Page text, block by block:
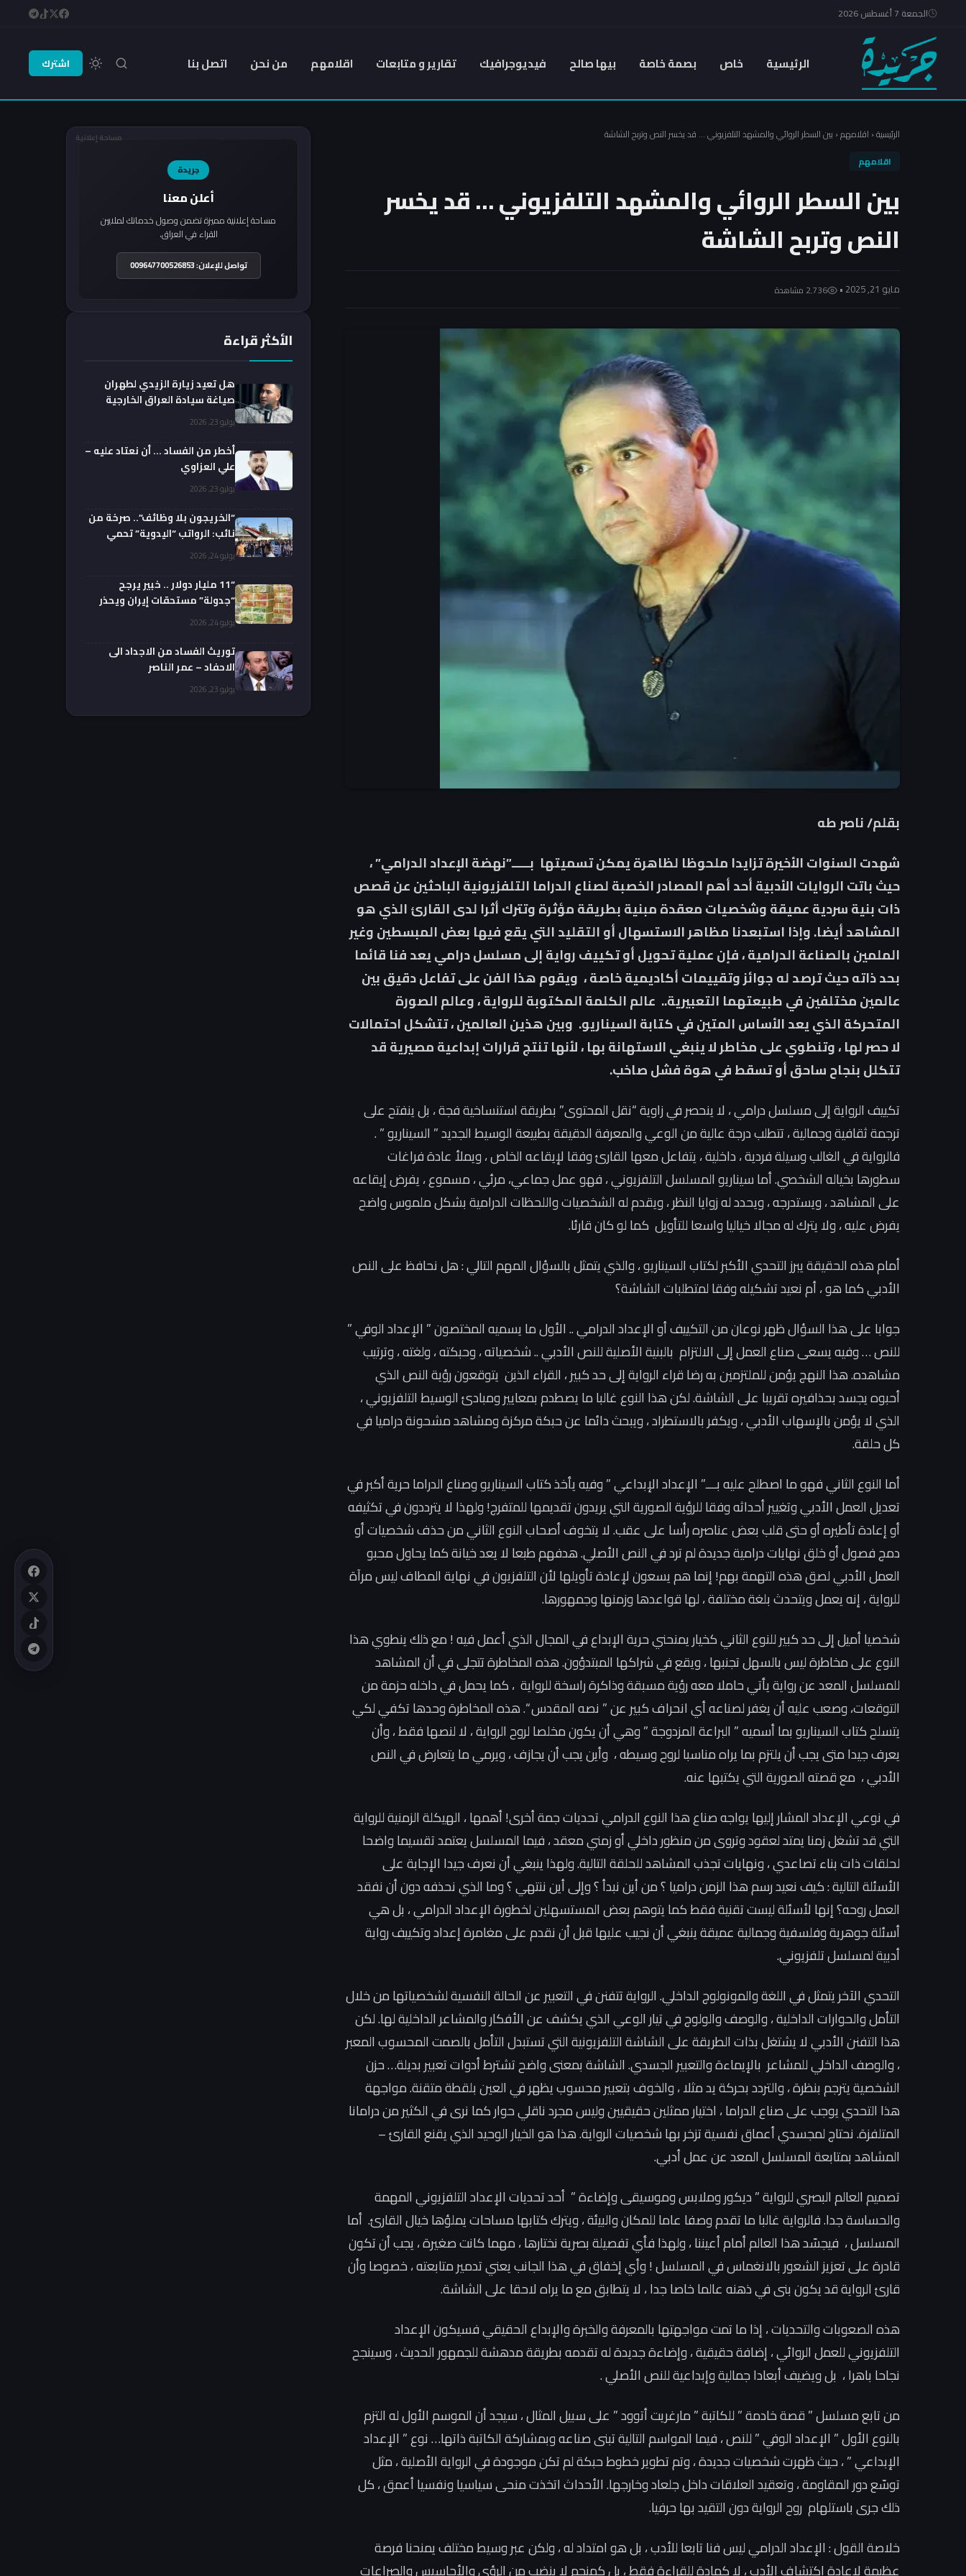
الجمعة 7 أغسطس 2026
الرئيسية خاص بصمة خاصة بيها صالح فيديوجرافيك تقارير و متابعات اقلامهم من نحن اتصل بنا اشترك
الرئيسية‹ اقلامهم‹ بين السطر الروائي والمشهد التلفزيوني … قد يخسر النص وتربح الشاشة
اقلامهم
بين السطر الروائي والمشهد التلفزيوني … قد يخسر
النص وتربح الشاشة
مايو 21, 2025 • 2٬736 مشاهدة
بقلم/ ناصر طه
شهدت السنوات الأخيرة تزايدا ملحوظا لظاهرة يمكن تسميتها بـــــ”نهضة الإعداد الدرامي” ،
حيث باتت الروايات الأدبية أحد أهم المصادر الخصبة لصناع الدراما التلفزيونية الباحثين عن قصص
ذات بنية سردية عميقة وشخصيات معقدة مبنية بطريقة مؤثرة وتترك أثرا لدى القارئ الذي هو
المشاهد أيضا. وإذا استبعدنا مظاهر الاستسهال أو التقليد التي يقع فيها بعض المبسطين وغير
الملمين بالصناعة الدرامية ، فإن عملية تحويل أو تكييف رواية إلى مسلسل درامي يعد فنا قائما
بحد ذاته حيث ترصد له جوائز وتقييمات أكاديمية خاصة ، ويقوم هذا الفن على تفاعل دقيق بين
عالمين مختلفين في طبيعتهما التعبيرية.. عالم الكلمة المكتوبة للرواية ، وعالم الصورة
المتحركة الذي يعد الأساس المتين في كتابة السيناريو. وبين هذين العالمين ، تتشكل احتمالات
لا حصر لها ، وتنطوي على مخاطر لا ينبغي الاستهانة بها ، لأنها تنتج قرارات إبداعية مصيرية قد
تتكلل بنجاح ساحق أو تسقط في هوة فشل صاخب.
تكييف الرواية إلى مسلسل درامي ، لا ينحصر في زاوية “نقل المحتوى” بطريقة استنساخية فجة ، بل ينفتح على
ترجمة ثقافية وجمالية ، تتطلب درجة عالية من الوعي والمعرفة الدقيقة بطبيعة الوسيط الجديد ” السيناريو ” .
فالرواية في الغالب وسيلة فردية ، داخلية ، يتفاعل معها القارئ وفقا لإيقاعه الخاص ، ويملأ عادة فراغات
سطورها بخياله الشخصي. أما سيناريو المسلسل التلفزيوني ، فهو عمل جماعي، مرئي ، مسموع ، يفرض إيقاعه
على المشاهد ، ويستدرجه ، ويحدد له زوايا النظر ، ويقدم له الشخصيات واللحظات الدرامية بشكل ملموس واضح
يفرض عليه ، ولا يترك له مجالا خياليا واسعا للتأويل كما لو كان قارئا.
أمام هذه الحقيقة يبرز التحدي الأكبر لكتاب السيناريو ، والذي يتمثل بالسؤال المهم التالي : هل نحافظ على النص
الأدبي كما هو ، أم نعيد تشكيله وفقا لمتطلبات الشاشة؟
جوابا على هذا السؤال ظهر نوعان من التكييف أو الإعداد الدرامي .. الأول ما يسميه المختصون ” الإعداد الوفي ”
للنص … وفيه يسعى صناع العمل إلى الالتزام بالبنية الأصلية للنص الأدبي .. شخصياته ، وحبكته ، ولغته ، وترتيب
مشاهده. هذا النهج يؤمن للملتزمين به رضا قراء الرواية إلى حد كبير ، القراء الذين يتوقعون رؤية النص الذي
أحبوه يجسد بحذافيره تقريبا على الشاشة. لكن هذا النوع غالبا ما يصطدم بمعايير ومبادئ الوسيط التلفزيوني ،
الذي لا يؤمن بالإسهاب الأدبي ، ويكفر بالاستطراد ، ويبحث دائما عن حبكة مركزة ومشاهد مشحونة دراميا في
كل حلقة.
أما النوع الثاني فهو ما اصطلح عليه بـــ” الإعداد الإبداعي ” وفيه يأخذ كتاب السيناريو وصناع الدراما حرية أكبر في
تعديل العمل الأدبي وتغيير أحداثه وفقا للرؤية الصورية التي يريدون تقديمها للمتفرج! ولهذا لا يترددون في تكثيفه
أو إعادة تأطيره أو حتى قلب بعض عناصره رأسا على عقب. لا يتخوف أصحاب النوع الثاني من حذف شخصيات أو
دمج فصول أو خلق نهايات درامية جديدة لم ترد في النص الأصلي. هدفهم طبعا لا يعد خيانة كما يحاول محبو
العمل الأدبي لصق هذه التهمة بهم! إنما هم يسعون لإعادة تأويلها لأن التلفزيون في نهاية المطاف ليس مرآة
للرواية ، إنه يعمل ويتحدث بلغة مختلفة ، لها قواعدها وزمنها وجمهورها.
شخصيا أميل إلى حد كبير للنوع الثاني كخيار يمنحني حرية الإبداع في المجال الذي أعمل فيه ! مع ذلك ينطوي هذا
النوع على مخاطرة ليس بالسهل تجنبها ، ويقع في شراكها المبتدؤون. هذه المخاطرة تتجلى في أن المشاهد
للمسلسل المعد عن رواية يأتي حاملا معه رؤية مسبقة وذاكرة راسخة للرواية ، كما يحمل في داخله حزمة من
التوقعات، وصعب عليه أن يغفر لصناعه أي انحراف كبير عن ” نصه المقدس “. هذه المخاطرة وحدها تكفي لكي
يتسلح كتاب السيناريو بما أسميه ” البراعة المزدوجة ” وهي أن يكون مخلصا لروح الرواية ، لا لنصها فقط ، وأن
يعرف جيدا متى يجب أن يلتزم بما يراه مناسبا لروح وسيطه ، وأين يجب أن يجازف ، ويرمي ما يتعارض في النص
الأدبي ، مع قصته الصورية التي يكتبها عنه.
في نوعي الإعداد المشار إليها يواجه صناع هذا النوع الدرامي تحديات جمة أخرى! أهمها ، الهيكلة الزمنية للرواية
التي قد تشغل زمنا يمتد لعقود وتروى من منظور داخلي أو زمني معقد ، فيما المسلسل يعتمد تقسيما واضحا
لحلقات ذات بناء تصاعدي ، ونهايات تجذب المشاهد للحلقة التالية. ولهذا ينبغي أن نعرف جيدا الإجابة على
الأسئلة التالية : كيف نعيد رسم هذا الزمن دراميا ؟ من أين نبدأ ؟ وإلى أين ننتهي ؟ وما الذي نحذفه دون أن نفقد
العمل روحه؟ إنها لأسئلة ليست تقنية فقط كما يتوهم بعض المستسهلين لخطورة الإعداد الدرامي ، بل هي
أسئلة جوهرية وفلسفية وجمالية عميقة ينبغي أن نجيب عليها قبل أن نقدم على مغامرة إعداد وتكييف رواية
أدبية لمسلسل تلفزيوني.
التحدي الآخر يتمثل في اللغة والمونولوج الداخلي. الرواية تتفنن في التعبير عن الحالة النفسية لشخصياتها من خلال
التأمل والحوارات الداخلية ، والوصف والولوج في تيار الوعي الذي يكشف عن الأفكار والمشاعر الداخلية لها. لكن
هذا التفنن الأدبي لا يشتغل بذات الطريقة على الشاشة التلفزيونية التي تستبدل التأمل بالصمت المحسوب المعبر
، والوصف الداخلي للمشاعر بالإيماءة والتعبير الجسدي. الشاشة بمعنى واضح تشترط أدوات تعبير بديلة… حزن
الشخصية يترجم بنظرة ، والتردد بحركة يد مثلا ، والخوف بتعبير محسوب يظهر في العين بلقطة متقنة. مواجهة
هذا التحدي يوجب على صناع الدراما ، اختيار ممثلين حقيقيين وليس مجرد ناقلي حوار كما نرى في الكثير من درامانا
المتلفزة. نحتاج لمجسدي أعماق نفسية تزخر بها شخصيات الرواية. هذا هو الخيار الوحيد الذي يقنع القارئ –
المشاهد بمتابعة المسلسل المعد عن عمل أدبي.
تصميم العالم البصري للرواية ” ديكور وملابس وموسيقى وإضاءة ” أحد تحديات الإعداد التلفزيوني المهمة
والحساسة جدا. فالرواية غالبا ما تقدم وصفا عاما للمكان والبيئة ، ويترك كتابها مساحات يملؤها خيال القارئ. أما
المسلسل ، فيجسّد هذا العالم أمام أعيننا ، ولهذا فأي تفصيلة بصرية نختارها ، مهما كانت صغيرة ، يجب أن تكون
قادرة على تعزيز الشعور بالانغماس في المسلسل ! وأي إخفاق في هذا الجانب يعني تدمير متابعته ، خصوصا وأن
قارئ الرواية قد يكون بنى في ذهنه عالما خاصا جدا ، لا يتطابق مع ما يراه لاحقا على الشاشة.
هذه الصعوبات والتحديات ، إذا ما تمت مواجهتها بالمعرفة والخبرة والإبداع الحقيقي فسيكون الإعداد
التلفزيوني للعمل الروائي ، إضافة حقيقية ، وإضاءة جديدة له تقدمه بطريقة مدهشة للجمهور الحديث ، وسينجح
نجاحا باهرا ، بل ويضيف أبعادا جمالية وإبداعية للنص الأصلي .
من تابع مسلسل ” قصة خادمة ” للكاتبة ” مارغريت أتوود ” على سبيل المثال ، سيجد أن الموسم الأول له التزم
بالنوع الأول ” الإعداد الوفي ” للنص ، فيما المواسم التالية تبنى صناعه وبمشاركة الكاتبة ذاتها… نوع ” الإعداد
الإبداعي ” ، حيث ظهرت شخصيات جديدة ، وتم تطوير خطوط حبكة لم تكن موجودة في الرواية الأصلية ، مثل
توسّع دور المقاومة ، وتعقيد العلاقات داخل جلعاد وخارجها. الأحداث اتخذت منحى سياسيا ونفسيا أعمق ، كل
ذلك جرى باستلهام روح الرواية دون التقيد بها حرفيا.
خلاصة القول : الإعداد الدرامي ليس فنا تابعا للأدب ، بل هو امتداد له ، ولكن عبر وسيط مختلف يمنحنا فرصة
عظيمة لإعادة اكتشاف الأدب ، لا كمادة للقراءة فقط ، بل كمنجم لا ينضب من الرؤى والأحاسيس والصراعات
مساحة إعلانية
جريدة
أعلن معنا
مساحة إعلانية مميزة تضمن وصول خدماتك لملايين
القراء في العراق.
تواصل للإعلان: 009647700526853
الأكثر قراءة
هل تعيد زيارة الزيدي لطهران
صياغة سيادة العراق الخارجية
فعليا؟.. باحث يوضحيوليو 23, 2026
أخطر من الفساد … أن نعتاد عليه –
علي العزاوي
يوليو 23, 2026
“الخريجون بلا وظائف”.. صرخة من
نائب: الرواتب “اليدوية” تحمي
الفضائيين!يوليو 24, 2026
“11 مليار دولار .. خبير يرجح
“جدولة” مستحقات إيران ويحذر
من السداد الفورييوليو 24, 2026
توريث الفساد من الاجداد الى
الاحفاد – عمر الناصر
يوليو 23, 2026